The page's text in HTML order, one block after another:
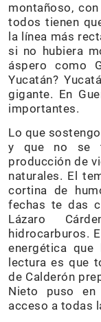
montañoso,
todos tienen
la línea más
si no hubiera
áspero como
Yucatán?
gigante. En
importantes.
Lo que
y que no se
producción de
naturales. El
cortina de
fechas te das
Lázaro
hidrocarburos.
energética que
lectura es que
de Calderón
Nieto puso en
acceso a todas